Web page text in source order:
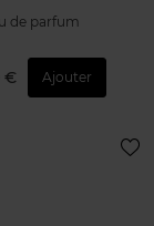
de parfum
€ Ajouter